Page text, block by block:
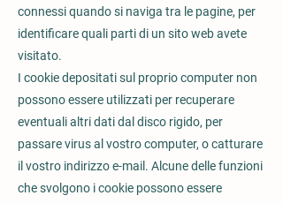
connessi quando si naviga tra le pagine, per
identificare quali parti di un sito web avete
visitato.
I cookie depositati sul proprio computer non
possono essere utilizzati per recuperare
eventuali altri dati dal disco rigido, per
passare virus al vostro computer, o catturare
il vostro indirizzo e-mail. Alcune delle funzioni
che svolgono i cookie possono essere